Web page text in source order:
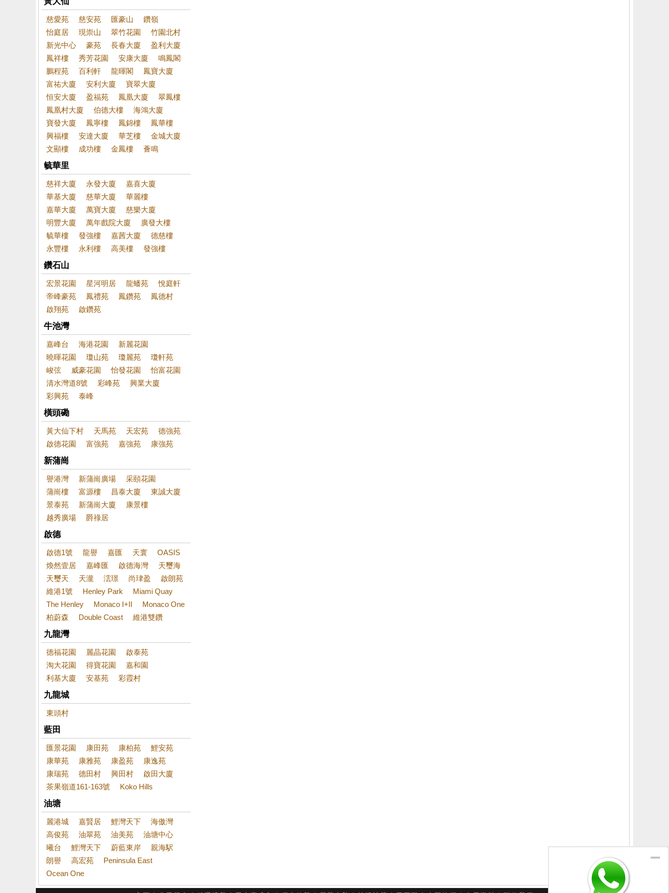
慈愛苑 慈安苑 匯豪山
鑽嶺
怡庭居
現崇山 翠竹花園
竹園北村
新光中心
豪苑 長春大廈
盈利大廈
鳳祥樓
秀芳花園 安康大廈
鳴鳳閣
鵬程苑
百利軒 龍暉閣
鳳寶大廈
富祐大廈
安利大廈
寶翠大廈
恒安大廈
盈福苑 鳳凰大廈
翠鳳樓
鳳凰村大廈
伯德大樓
海鴻大廈
寶發大廈
鳳寧樓 鳳錦樓
鳳華樓
興福樓
安達大廈 華芝樓
金城大廈
文顯樓
成功樓 金鳳樓 薈鳴
毓華里
慈祥大廈 永發大廈
嘉喜大廈
華基大廈
慈華大廈
華麗樓
嘉華大廈
萬寶大廈
慈樂大廈
明豐大廈
萬年戲院大廈
廣發大樓
毓華樓
發強樓 嘉茜大廈
德慈樓
永豐樓
永利樓 高美樓 發強樓
鑽石山
宏景花園 星河明居 龍蟠苑
悅庭軒
帝峰豪苑
鳳禮苑 鳳鑽苑
鳳德村
啟翔苑
啟鑽苑
牛池灣
嘉峰台 海港花園
新麗花園
曉暉花園
瓊山苑 瓊麗苑
瓊軒苑
峻弦
威豪花園 怡發花園
怡富花園
清水灣道8號
彩峰苑
興業大廈
彩興苑
泰峰
橫頭磡
黃大仙下村 天馬苑 天宏苑
德強苑
啟德花園
富強苑 嘉強苑 康強苑
新蒲崗
譽港灣 新蒲崗廣場
采頤花園
蒲崗樓
富源樓 昌泰大廈
東誠大廈
景泰苑
新蒲崗大廈
康景樓
越秀廣場
爵祿居
啟德
啟德1號 龍譽 嘉匯 天寰
OASIS
煥然壹居
嘉峰匯 啟德海灣
天璽海
天璽天
天瀧 澐璟 尚珒盈
啟朗苑
維港1號
Henley Park
Miami Quay
The Henley
Monaco I+II
Monaco One
柏蔚森
Double Coast 維港雙鑽
九龍灣
德福花園 麗晶花園
啟泰苑
淘大花園
得寶花園
嘉和園
利基大廈
安基苑 彩霞村
九龍城
東頭村
藍田
匯景花園 康田苑 康柏苑
鯉安苑
康華苑
康雅苑 康盈苑
康逸苑
康瑞苑
德田村 興田村
啟田大廈
茶果嶺道161-163號
Koko Hills
油塘
麗港城 嘉賢居 鯉灣天下
海傲灣
高俊苑
油翠苑 油美苑
油塘中心
曦台
鯉灣天下 蔚藍東岸
親海駅
朗譽
高宏苑
Peninsula East
Ocean One